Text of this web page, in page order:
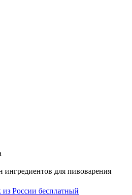
для пивоварения
из России бесплатный